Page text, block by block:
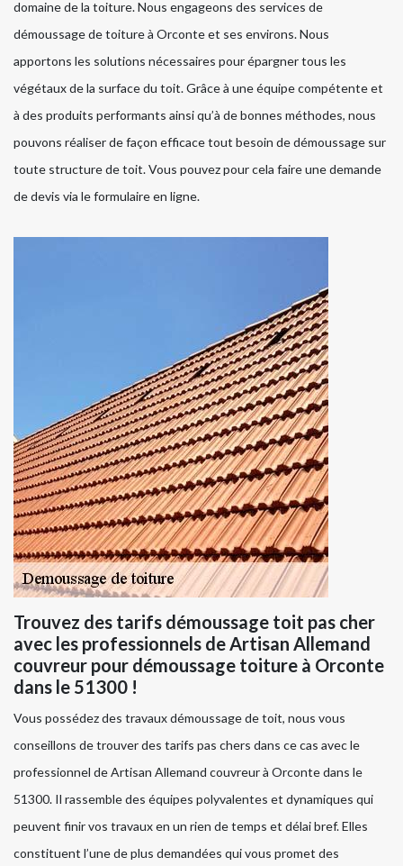
domaine de la toiture. Nous engageons des services de
démoussage de toiture à Orconte et ses environs. Nous
apportons les solutions nécessaires pour épargner tous les
végétaux de la surface du toit. Grâce à une équipe compétente et
à des produits performants ainsi qu’à de bonnes méthodes, nous
pouvons réaliser de façon efficace tout besoin de démoussage sur
toute structure de toit. Vous pouvez pour cela faire une demande
de devis via le formulaire en ligne.
Trouvez des tarifs démoussage toit pas cher
avec les professionnels de Artisan Allemand
couvreur pour démoussage toiture à Orconte
dans le 51300 !
Vous possédez des travaux démoussage de toit, nous vous
conseillons de trouver des tarifs pas chers dans ce cas avec le
professionnel de Artisan Allemand couvreur à Orconte dans le
51300. Il rassemble des équipes polyvalentes et dynamiques qui
peuvent finir vos travaux en un rien de temps et délai bref. Elles
constituent l’une de plus demandées qui vous promet des